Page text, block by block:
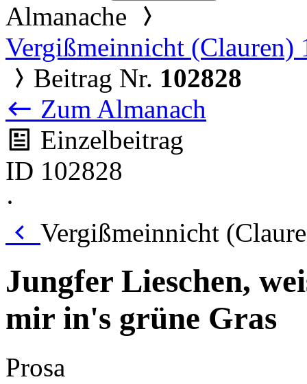
Almanache
Vergißmeinnicht (Clauren)
Beitrag Nr. 102828
Zum Almanach
Einzelbeitrag
ID 102828
·
Vergißmeinnicht
Jungfer Lieschen,
mir in's grüne Gras
Prosa